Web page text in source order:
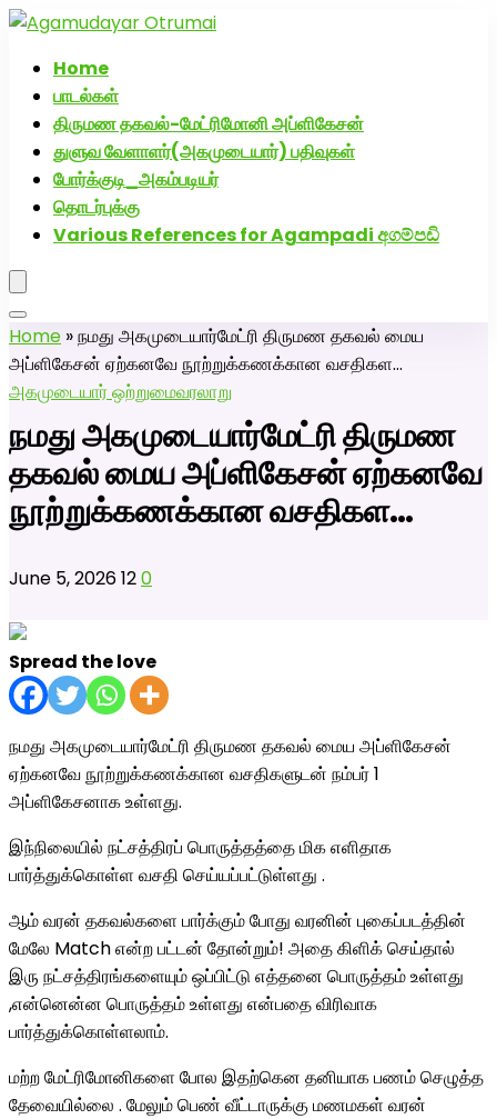
Home
பாடல்கள்
திருமண தகவல்-மேட்ரிமோனி அப்ளிகேசன்
துளுவ வேளாளர்(அகமுடையார்) பதிவுகள்
போர்க்குடி_அகம்படியர்
தொடர்புக்கு
Various References for Agampadi අගම්පඩි
Home »நமது அகமுடையார்மேட்ரி திருமண தகவல் மைய
அப்ளிகேசன் ஏற்கனவே நூற்றுக்கணக்கான வசதிகள…
அகமுடையார் ஒற்றுமைவரலாறு
நமது அகமுடையார்மேட்ரி திருமண
தகவல் மைய அப்ளிகேசன் ஏற்கனவே
நூற்றுக்கணக்கான வசதிகள…
June 5, 2026120
Spread the love
நமது அகமுடையார்மேட்ரி திருமண தகவல் மைய அப்ளிகேசன்
ஏற்கனவே நூற்றுக்கணக்கான வசதிகளுடன் நம்பர் 1
அப்ளிகேசனாக உள்ளது.
இந்நிலையில் நட்சத்திரப் பொருத்தத்தை மிக எளிதாக
பார்த்துக்கொள்ள வசதி செய்யப்பட்டுள்ளது .
ஆம் வரன் தகவல்களை பார்க்கும் போது வரனின் புகைப்படத்தின்
மேலே Match என்ற பட்டன் தோன்றும்! அதை கிளிக் செய்தால்
இரு நட்சத்திரங்களையும் ஒப்பிட்டு எத்தனை பொருத்தம் உள்ளது
,என்னென்ன பொருத்தம் உள்ளது என்பதை விரிவாக
பார்த்துக்கொள்ளலாம்.
மற்ற மேட்ரிமோனிகளை போல இதற்கென தனியாக பணம் செழுத்த
தேவையில்லை . மேலும் பெண் வீட்டாருக்கு மணமகள் வரன்
அகமுடையார் திருமண வரன்களுக்கு அகமுடையார்மேட்ரி-பெண்